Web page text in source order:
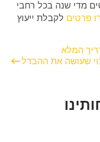
מדי שנה בכל רחבי
פרטים לקבלת ייעוץ
המלא
שעושה את ההבדל